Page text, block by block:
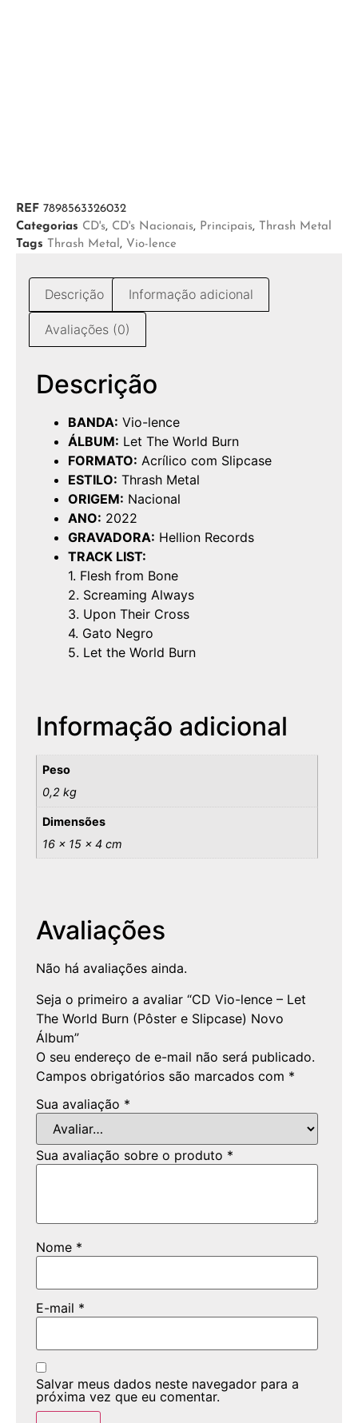
REF 7898563326032
Categorias CD's, CD's Nacionais, Principais, Thrash Metal
Tags Thrash Metal , Vio-lence
Descrição Informação adicional
Avaliações (0)
Descrição
BANDA: Vio-lence
ÁLBUM: Let The World Burn
FORMATO: Acrílico com Slipcase
ESTILO: Thrash Metal
ORIGEM: Nacional
ANO: 2022
GRAVADORA: Hellion Records
TRACK LIST:
1. Flesh from Bone
2. Screaming Always
3. Upon Their Cross
4. Gato Negro
5. Let the World Burn
Informação adicional
Peso
0,2 kg
Dimensões
16 × 15 × 4 cm
Avaliações
Não há avaliações ainda.
Seja o primeiro a avaliar “CD Vio-lence – Let
The World Burn (Pôster e Slipcase) Novo
Álbum”
O seu endereço de e-mail não será publicado.
Campos obrigatórios são marcados com *
Sua avaliação *
Sua avaliação sobre o produto *
Nome *
E-mail *
Salvar meus dados neste navegador para a
próxima vez que eu comentar.